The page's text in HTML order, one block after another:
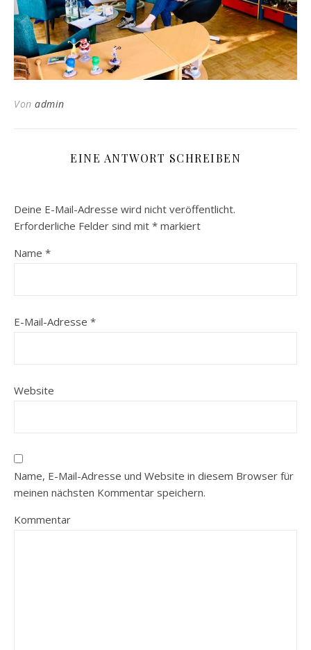
Von admin
EINE ANTWORT SCHREIBEN
Deine E-Mail-Adresse wird nicht veröffentlicht.
Erforderliche Felder sind mit * markiert
Name *
E-Mail-Adresse *
Website
Name, E-Mail-Adresse und Website in diesem Browser für
meinen nächsten Kommentar speichern.
Kommentar